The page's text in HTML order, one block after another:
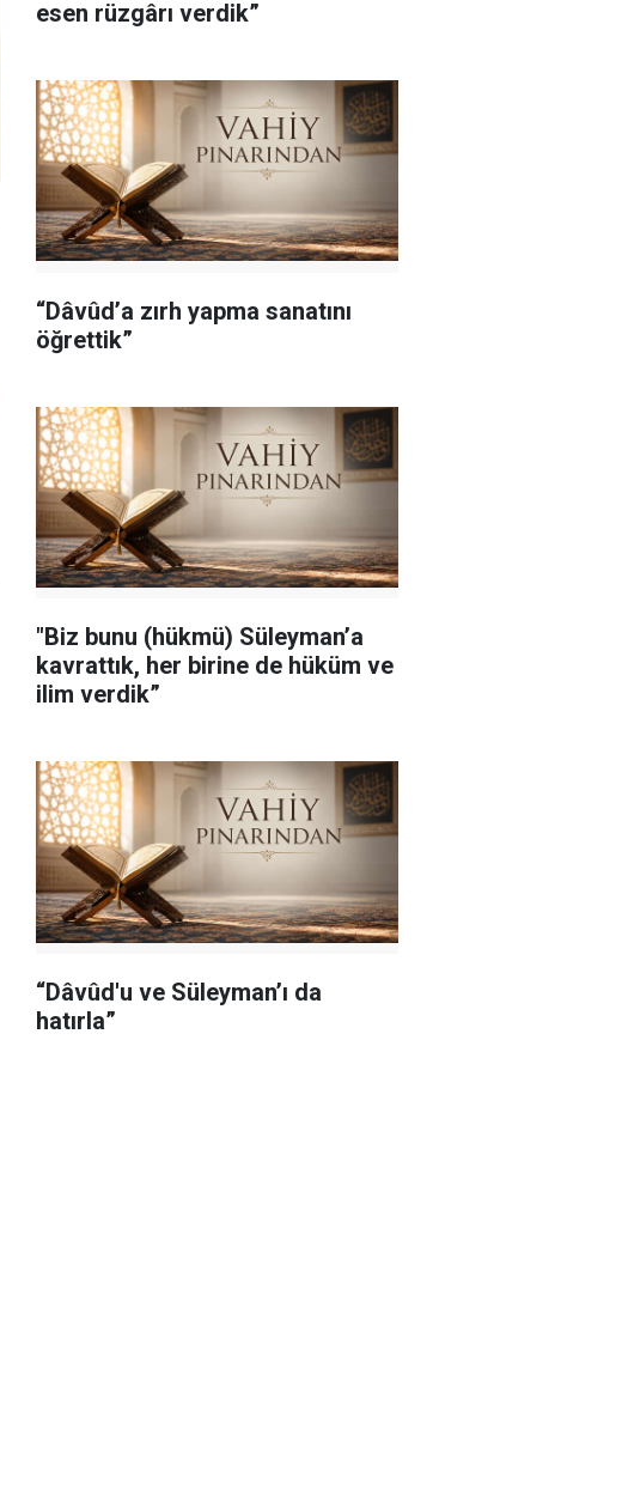
esen rüzgârı verdik”
“Dâvûd’a zırh yapma sanatını
öğrettik”
"Biz bunu (hükmü) Süleyman’a
kavrattık, her birine de hüküm ve
ilim verdik”
“Dâvûd'u ve Süleyman’ı da
hatırla”